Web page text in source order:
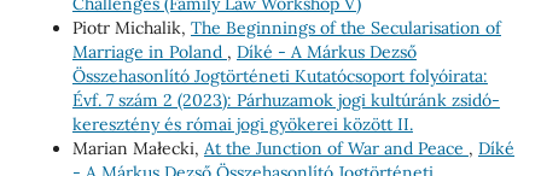
Piotr Michalik, The Beginnings of the Secularisation of
Marriage in Poland , Díké - A Márkus Dezső
Összehasonlító Jogtörténeti Kutatócsoport folyóirata:
Évf. 7 szám 2 (2023): Párhuzamok jogi kultúránk zsidó-
keresztény és római jogi gyökerei között II.
Marian Małecki, At the Junction of War and Peace , Díké